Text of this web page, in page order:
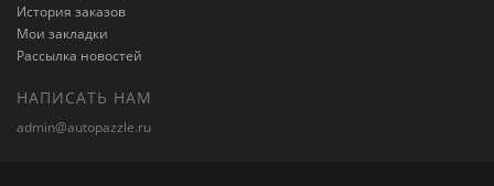
История заказов
Мои закладки
Рассылка новостей
НАПИСАТЬ НАМ
admin@autopazzle.ru